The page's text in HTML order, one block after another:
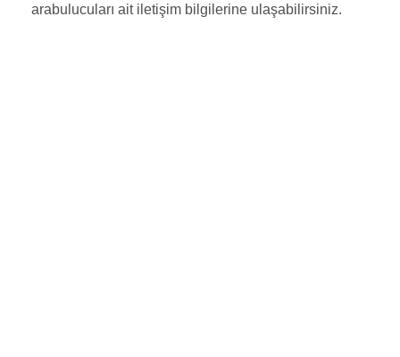
arabulucuları ait iletişim bilgilerine ulaşabilirsiniz.